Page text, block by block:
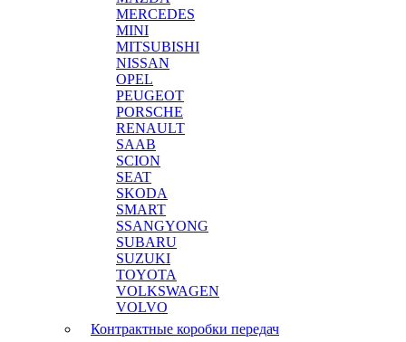
MERCEDES
MINI
MITSUBISHI
NISSAN
OPEL
PEUGEOT
PORSCHE
RENAULT
SAAB
SCION
SEAT
SKODA
SMART
SSANGYONG
SUBARU
SUZUKI
TOYOTA
VOLKSWAGEN
VOLVO
Контрактные коробки передач